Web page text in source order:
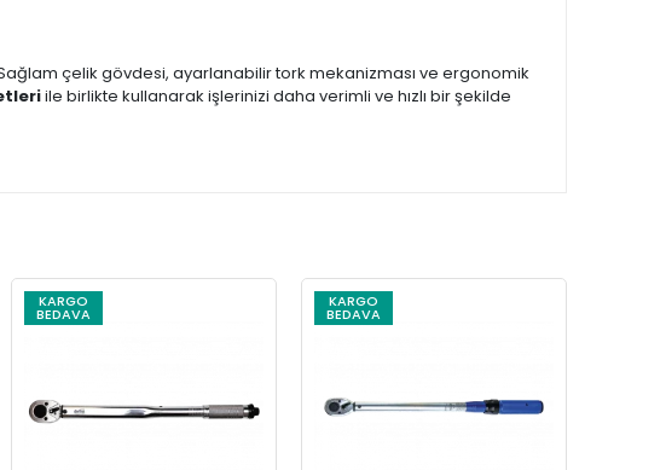
çelik gövdesi, ayarlanabilir tork mekanizması ve ergonomik
ile birlikte kullanarak işlerinizi daha verimli ve hızlı bir şekilde
KARGO
BEDAVA
KARGO
BEDAVA